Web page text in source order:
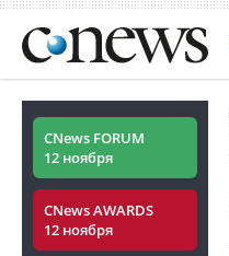
CNews FORUM
12 ноября
CNews AWARDS
12 ноября